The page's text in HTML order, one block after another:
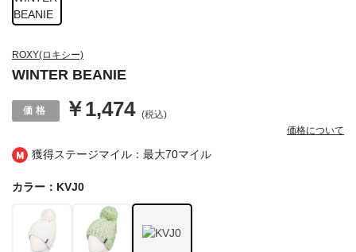
獲得ステージマイル：最大70マイル
ROXY(ロキシー)
WINTER BEANIE
￥1,474 (税込)
価格について
カラー：KVJ0